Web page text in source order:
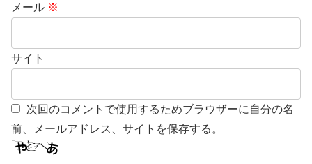
メール ※
サイト
次回のコメントで使用するためブラウザーに自分の名
前、メールアドレス、サイトを保存する。